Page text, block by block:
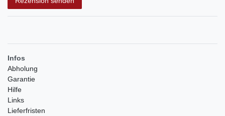
Infos
Abholung
Garantie
Hilfe
Links
Lieferfristen